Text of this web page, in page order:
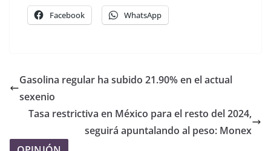
Facebook WhatsApp
Gasolina regular ha subido 21.90% en el actual
sexenio
Tasa restrictiva en México para el resto del 2024,
seguirá apuntalando al peso: Monex